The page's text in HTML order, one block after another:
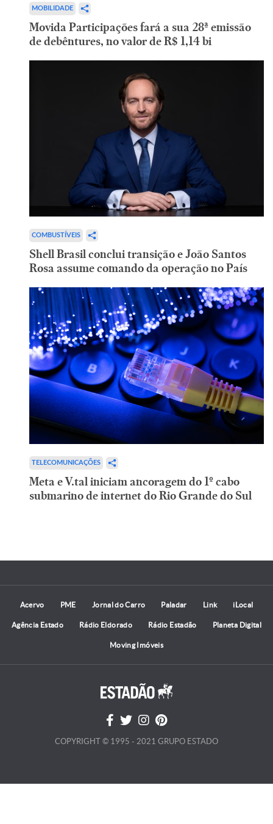
MOBILIDADE
Movida Participações fará a sua 28ª emissão
de debêntures, no valor de R$ 1,14 bi
COMBUSTÍVEIS
Shell Brasil conclui transição e João Santos
Rosa assume comando da operação no País
TELECOMUNICAÇÕES
Meta e V.tal iniciam ancoragem do 1º cabo
submarino de internet do Rio Grande do Sul
Acervo PME Jornal do Carro Paladar Link iLocal
Agência Estado Rádio Eldorado Rádio Estadão Planeta Digital
Moving Imóveis
COPYRIGHT © 1995 - 2021 GRUPO ESTADO